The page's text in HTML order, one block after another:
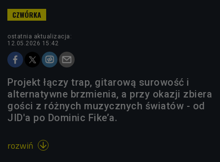
ostatnia aktualizacja:
12.05.2026 15:42
Projekt łączy trap, gitarową surowość i
alternatywne brzmienia, a przy okazji zbiera
gości z różnych muzycznych światów - od
JID'a po Dominic Fike’a.
rozwiń 